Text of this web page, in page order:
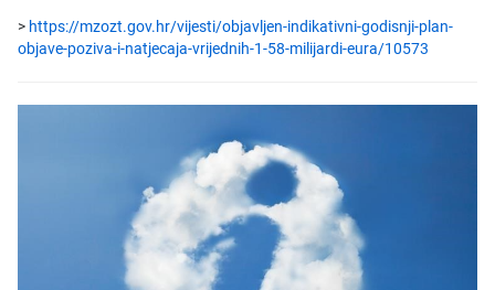
> https://mzozt.gov.hr/vijesti/objavljen-indikativni-godisnji-plan-
objave-poziva-i-natjecaja-vrijednih-1-58-milijardi-eura/10573